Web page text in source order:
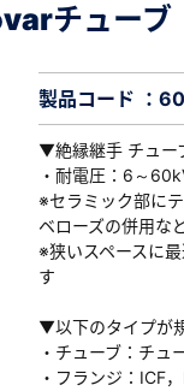
チューブ
製品コード ：
▼絶縁継手 チュー
・耐電圧：6～
※セラミック部に
ベローズの併用な
※狭いスペースに
す
▼以下のタイプが
・チューブ：チュ
・フランジ：ICF
ダウンロ